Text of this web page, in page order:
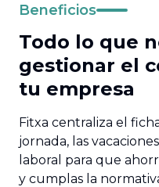
Beneficios
Todo lo que
gestionar el
tu empresa
Fitxa centraliza el
jornada, las
laboral para que
y cumplas la